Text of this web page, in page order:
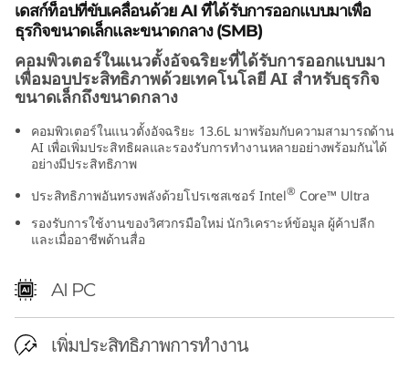
n
T
w
e
เดสก์ท็อปที่ขับเคลื่อนด้วย AI ที่ได้รับการออกแบบมาเพื่อ
ธุรกิจขนาดเล็กและขนาดกลาง (SMB)
คอมพิวเตอร์ในแนวตั้งอัจฉริยะที่ได้รับการออกแบบมา
เพื่อมอบประสิทธิภาพด้วยเทคโนโลยี AI สำหรับธุรกิจ
ขนาดเล็กถึงขนาดกลาง
คอมพิวเตอร์ในแนวตั้งอัจฉริยะ 13.6L มาพร้อมกับความสามารถด้าน
AI เพื่อเพิ่มประสิทธิผลและรองรับการทำงานหลายอย่างพร้อมกันได้
อย่างมีประสิทธิภาพ
ประสิทธิภาพอันทรงพลังด้วยโปรเซสเซอร์ Intel® Core™ Ultra
รองรับการใช้งานของวิศวกรมือใหม่ นักวิเคราะห์ข้อมูล ผู้ค้าปลีก
และเมื่ออาชีพด้านสื่อ
AI PC
เพิ่มประสิทธิภาพการทำงาน